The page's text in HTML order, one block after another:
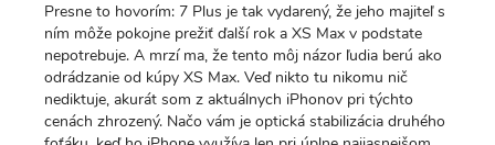
Presne to hovorím: 7 Plus je tak vydarený, že jeho majiteľ s
ním môže pokojne prežiť ďalší rok a XS Max v podstate
nepotrebuje. A mrzí ma, že tento môj názor ľudia berú ako
odrádzanie od kúpy XS Max. Veď nikto tu nikomu nič
nediktuje, akurát som z aktuálnych iPhonov pri týchto
cenách zhrozený. Načo vám je optická stabilizácia druhého